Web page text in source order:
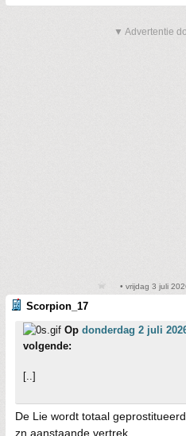
▼ Advertentie
• vrijdag 3 juli
Scorpion_17
Op donderdag 2 juli
volgende:
[..]
De Lie wordt totaal
zn aanstaande vertrek